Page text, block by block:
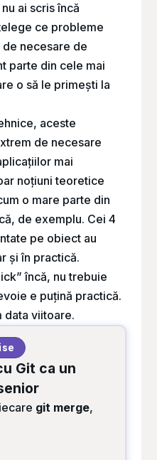
ai scris încă
ce probleme
necesare de
parte din cele mai
o să le primești la
aceste
de necesare
mai
noțiuni teoretice
o mare parte din
de exemplu. Cei 4
pe obiect au
și în practică.
încă, nu trebuie
e puțină practică.
data viitoare.
Git ca un
git merge,